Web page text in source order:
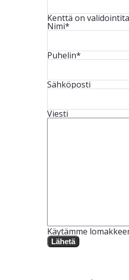
Kenttä on
Nimi*
Puhelin*
Sähköposti
Viesti
Käytämme
Lähetä